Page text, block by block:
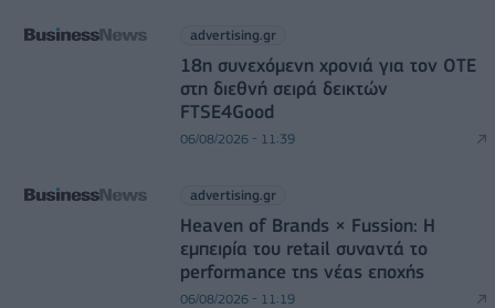
advertising.gr
18η συνεχόμενη χρονιά για τον ΟΤΕ
στη διεθνή σειρά δεικτών
FTSE4Good
06/08/2026 - 11:39
advertising.gr
Heaven of Brands × Fussion: Η
εμπειρία του retail συναντά το
performance της νέας εποχής
06/08/2026 - 11:19